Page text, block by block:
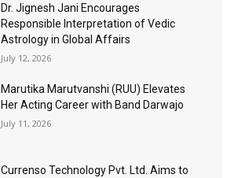
Dr. Jignesh Jani Encourages
Responsible Interpretation of Vedic
Astrology in Global Affairs
July 12, 2026
Marutika Marutvanshi (RUU) Elevates
Her Acting Career with Band Darwajo
July 11, 2026
Currenso Technology Pvt. Ltd. Aims to